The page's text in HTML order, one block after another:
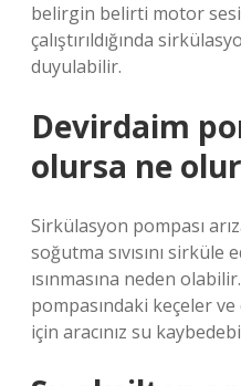
belirgin belirti motor
çalıştırıldığında
duyulabilir.
Devirdaim
olursa ne
Sirkülasyon pompası
soğutma sıvısını sirküle
ısınmasına neden
pompasındaki keçeler ve
için aracınız su